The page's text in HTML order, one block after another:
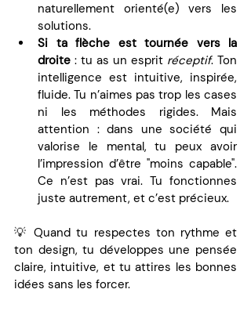
naturellement orienté(e) vers les
solutions.
Si ta flèche est tournée vers la
droite : tu as un esprit réceptif. Ton
intelligence est intuitive, inspirée,
fluide. Tu n’aimes pas trop les cases
ni les méthodes rigides. Mais
attention : dans une société qui
valorise le mental, tu peux avoir
l’impression d’être "moins capable".
Ce n’est pas vrai. Tu fonctionnes
juste autrement, et c’est précieux.
💡 Quand tu respectes ton rythme et
ton design, tu développes une pensée
claire, intuitive, et tu attires les bonnes
idées sans les forcer.